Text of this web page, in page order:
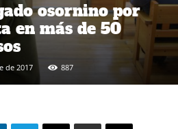
osornino por
en más de 50
de 2017 887